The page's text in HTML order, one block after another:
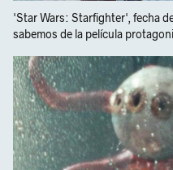
'Star Wars: Starfighter', fecha
sabemos de la película